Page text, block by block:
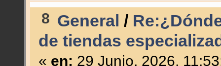
8 General /
de tiendas
« en: 29 Junio, 2026,